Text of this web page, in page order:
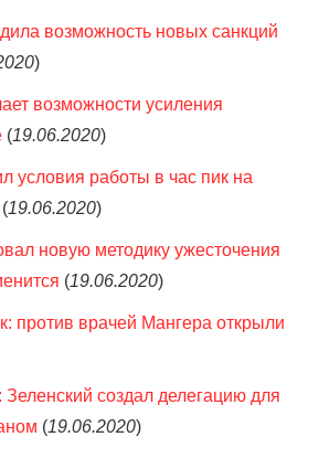
возможность новых санкций
)
возможности усиления
(19.06.2020)
условия работы в час пик на
(19.06.2020)
новую методику ужесточения
(19.06.2020)
против врачей Мангера открыли
создал делегацию для
(19.06.2020)